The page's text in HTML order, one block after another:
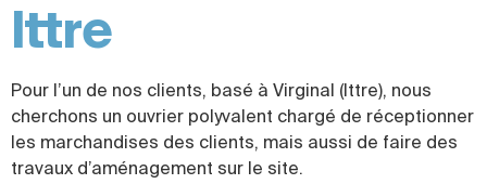
Ittre
Pour l’un de nos clients, basé à Virginal (Ittre), nous
cherchons un ouvrier polyvalent chargé de réceptionner
les marchandises des clients, mais aussi de faire des
travaux d’aménagement sur le site.